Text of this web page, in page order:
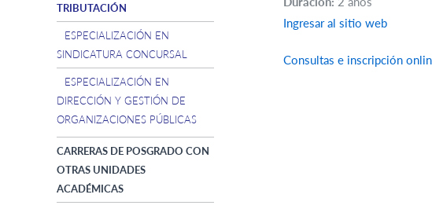
TRIBUTACIÓN
ESPECIALIZACIÓN EN
SINDICATURA CONCURSAL
ESPECIALIZACIÓN EN
DIRECCIÓN Y GESTIÓN DE
ORGANIZACIONES PÚBLICAS
CARRERAS DE POSGRADO CON
OTRAS UNIDADES
ACADÉMICAS
Ingresar al sitio web
Consultas e inscripción